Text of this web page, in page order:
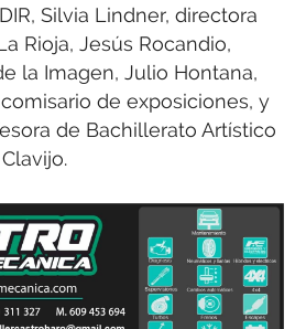
Silvia Lindner, directora
Rioja, Jesús Rocandio,
la Imagen, Julio Hontana,
de exposiciones, y
de Bachillerato Artístico